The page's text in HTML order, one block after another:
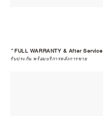
*FULL WARRANTY & After Service
รับประกัน พร้อมบริการหลังการขาย